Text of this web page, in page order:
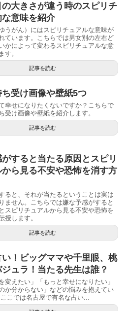
大きさが違う時のスピリチ
な意味を紹介
うがん）にはスピリチュアルな意味が
ています。こちらでは男女別の左右ど
かによって変わるスピリチュアルな意
す。
記事を読む
ち受け画像や壁紙5つ
幸せになりたくないですか？こちらで
受け画像や壁紙を紹介します。
記事を読む
すると当たる原因とスピリ
ら見る不安や恐怖を消す方
ると、それが当たるということは実は
ません。こちらでは嫌な予感がすると
スピリチュアルから見る不安や恐怖を
授します。
記事を読む
！ビッグママや千里眼、桃
ュラ！当たる先生は誰？
変えたい」「もっと幸せになりたい」
か分からない」などの悩みを抱えてい
こでは名古屋で有名な占い...